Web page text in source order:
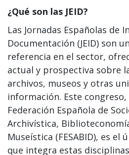
¿Qué son las JEID?
Las Jornadas Españolas de
Documentación (JEID) son
referencia en el sector,
actual y prospectiva sobre
archivos, museos y otras
información. Este
Federación Española de
Archivística,
Museística (FESABID), es el
que integra estas